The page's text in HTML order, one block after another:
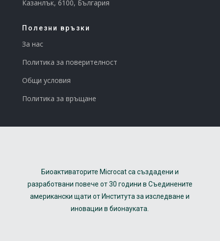
Казанлък, 6100, България
Полезни връзки
За нас
Политика за поверителност
Общи условия
Политика за връщане
Биоактиваторите Microcat са създадени и
разработвани повече от 30 години в Съединените
американски щати от Института за изследване и
иновации в бионауката.